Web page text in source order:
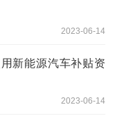
2023-06-14
新能源汽车补贴资
2023-06-14